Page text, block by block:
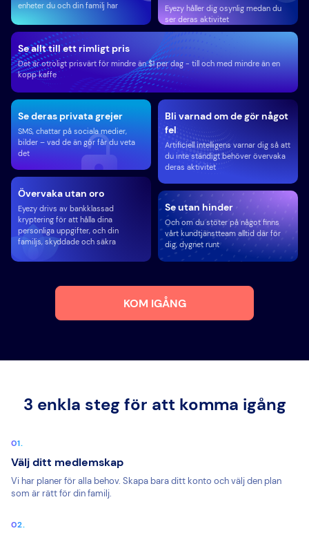
enheter du och din familj har
Eyezy håller dig osynlig medan du
ser deras aktivitet
Övervaka utan oro
Eyezy drivs av bankklassad
kryptering för att hålla dina
personliga uppgifter, och din
familjs, skyddade och säkra
Se deras privata grejer
SMS, chattar på sociala medier,
bilder – vad de än gör får du veta
det
Se allt till ett rimligt pris
Det är otroligt prisvärt för mindre än $1 per dag - till och med mindre än en
kopp kaffe
Bli varnad om de gör något
fel
Artificiell intelligens varnar dig så att
du inte ständigt behöver övervaka
deras aktivitet
Se utan hinder
Och om du stöter på något finns
vårt kundtjänstteam alltid där för
dig, dygnet runt
KOM IGÅNG
3 enkla steg för att komma igång
Välj ditt medlemskap
Vi har planer för alla behov. Skapa bara ditt konto och välj den plan
som är rätt för din familj.